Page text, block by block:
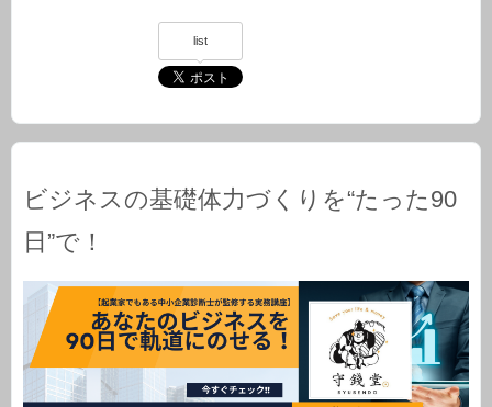
list
ビジネスの基礎体力づくりを“たった90
日”で！